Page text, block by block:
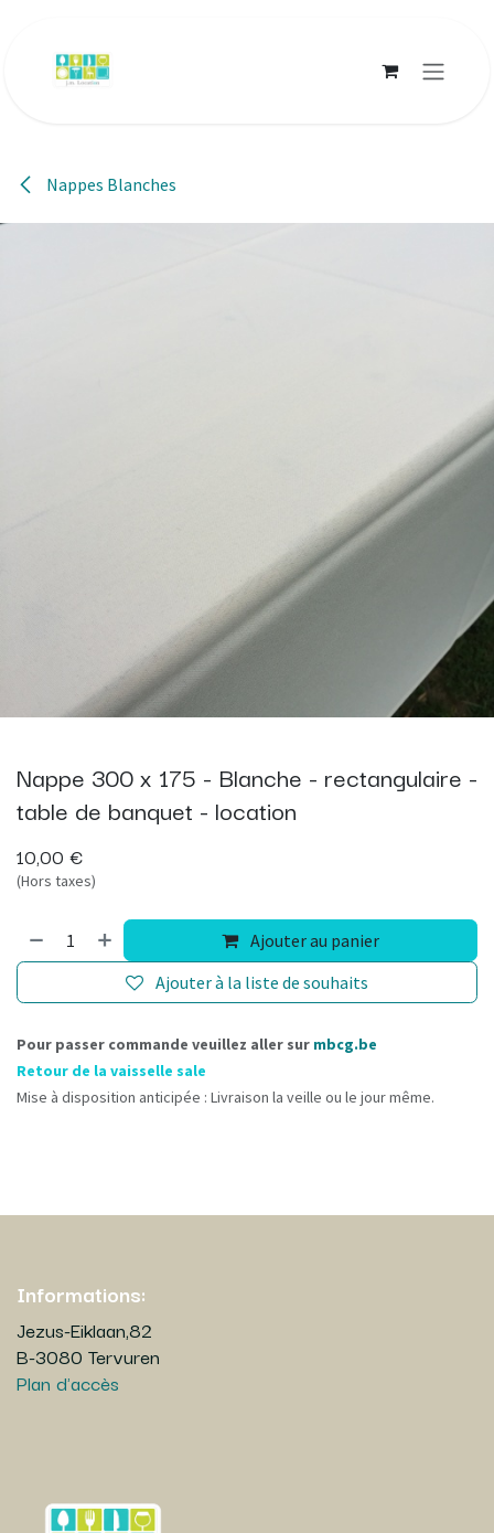
Nappes Blanches
Nappe 300 x 175 - Blanche - rectangulaire -
table de banquet - location
10,00 €
(Hors taxes)
Ajouter au panier
Ajouter à la liste de souhaits
Pour passer commande veuillez aller sur mbcg.be
Retour de la vaisselle sale
Mise à disposition anticipée : Livraison la veille ou le jour même.
Informations:
Jezus-Eiklaan,82
B-3080 Tervuren
Plan d'accès